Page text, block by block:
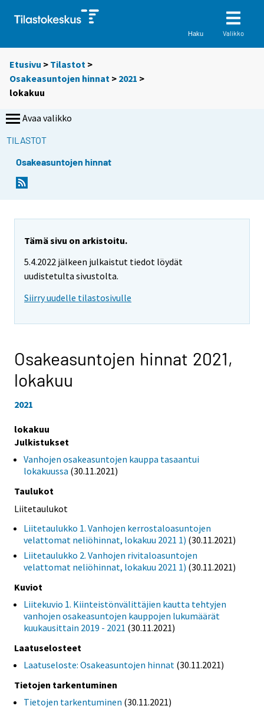
Haku Valikko
Etusivu > Tilastot >
Osakeasuntojen hinnat > 2021 >
lokakuu
Avaa valikko
TILASTOT
Osakeasuntojen hinnat
Tämä sivu on arkistoitu.
5.4.2022 jälkeen julkaistut tiedot löydät
uudistetulta sivustolta.
Siirry uudelle tilastosivulle
Osakeasuntojen hinnat 2021,
lokakuu
2021
lokakuu
Julkistukset
Vanhojen osakeasuntojen kauppa tasaantui
lokakuussa (30.11.2021)
Taulukot
Liitetaulukot
Liitetaulukko 1. Vanhojen kerrostaloasuntojen
velattomat neliöhinnat, lokakuu 2021 1) (30.11.2021)
Liitetaulukko 2. Vanhojen rivitaloasuntojen
velattomat neliöhinnat, lokakuu 2021 1) (30.11.2021)
Kuviot
Liitekuvio 1. Kiinteistönvälittäjien kautta tehtyjen
vanhojen osakeasuntojen kauppojen lukumäärät
kuukausittain 2019 - 2021 (30.11.2021)
Laatuselosteet
Laatuseloste: Osakeasuntojen hinnat (30.11.2021)
Tietojen tarkentuminen
Tietojen tarkentuminen (30.11.2021)